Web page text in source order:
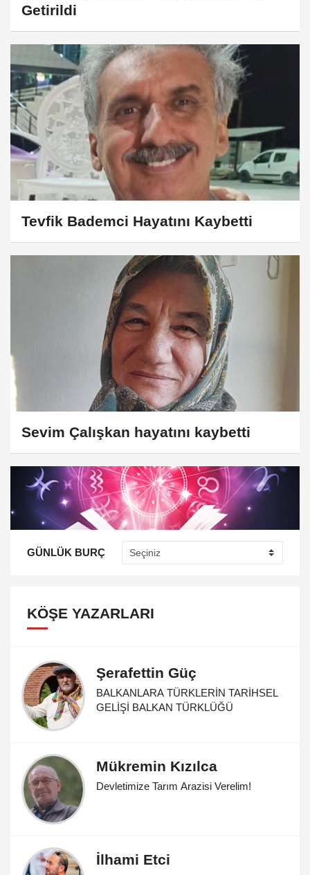
Getirildi
Tevfik Bademci Hayatını Kaybetti
Sevim Çalışkan hayatını kaybetti
GÜNLÜK BURÇ
KÖŞE YAZARLARI
Şerafettin Güç
BALKANLARA TÜRKLERİN TARİHSEL
GELİŞİ BALKAN TÜRKLÜĞÜ
Mükremin Kızılca
Devletimize Tarım Arazisi Verelim!
İlhami Etci